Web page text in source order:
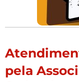
pela